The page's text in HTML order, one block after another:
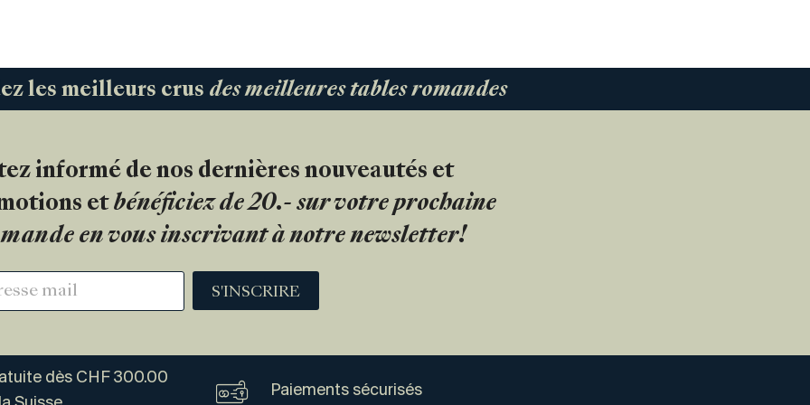
les meilleurs crus des meilleures tables romandes
informé de nos dernières nouveautés et
et bénéficiez de 20.- sur votre prochaine
en vous inscrivant à notre newsletter!
S'INSCRIRE
dès CHF 300.00
Paiements sécurisés